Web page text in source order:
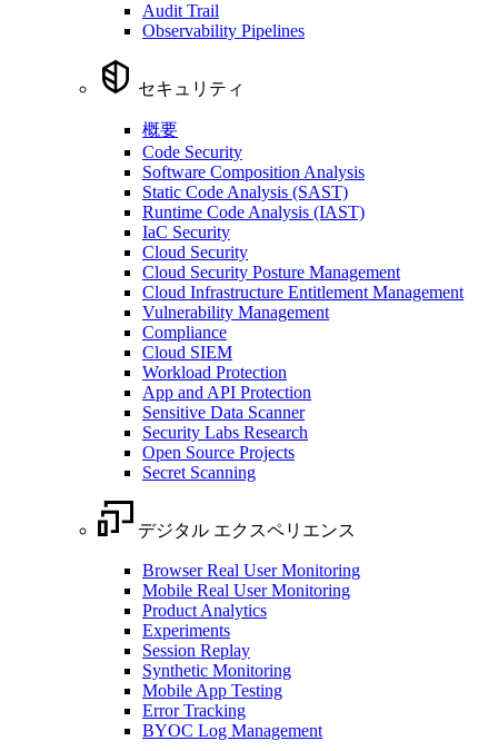
Audit Trail
Observability Pipelines
セキュリティ
概要
Code Security
Software Composition Analysis
Static Code Analysis (SAST)
Runtime Code Analysis (IAST)
IaC Security
Cloud Security
Cloud Security Posture Management
Cloud Infrastructure Entitlement Management
Vulnerability Management
Compliance
Cloud SIEM
Workload Protection
App and API Protection
Sensitive Data Scanner
Security Labs Research
Open Source Projects
Secret Scanning
デジタル エクスペリエンス
Browser Real User Monitoring
Mobile Real User Monitoring
Product Analytics
Experiments
Session Replay
Synthetic Monitoring
Mobile App Testing
Error Tracking
BYOC Log Management